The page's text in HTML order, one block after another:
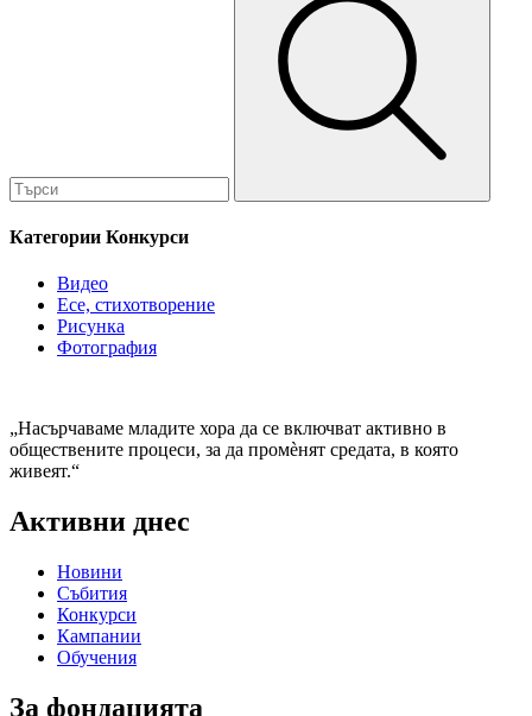
Категории Конкурси
Видео
Есе, стихотворение
Рисунка
Фотография
„Насърчаваме младите хора да се включват активно в
обществените процеси, за да промѐнят средата, в която
живеят.“
Активни днес
Новини
Събития
Конкурси
Кампании
Обучения
За фондацията